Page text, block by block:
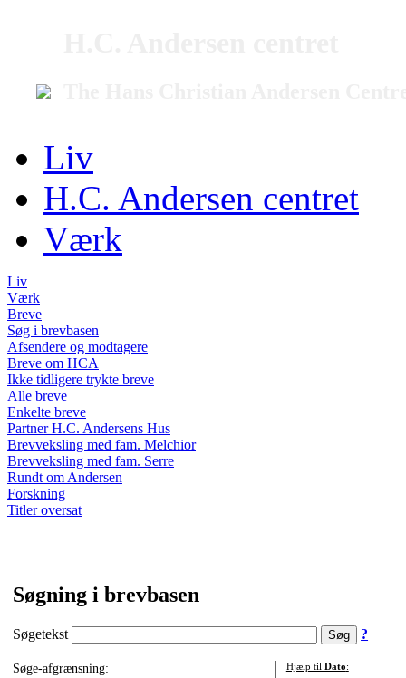
Liv
H.C. Andersen centret
Værk
Liv
Værk
Breve
Søg i brevbasen
Afsendere og modtagere
Breve om HCA
Ikke tidligere trykte breve
Alle breve
Enkelte breve
Partner H.C. Andersens Hus
Brevveksling med fam. Melchior
Brevveksling med fam. Serre
Rundt om Andersen
Forskning
Titler oversat
Søgning i brevbasen
Søgetekst ?
Søge-afgrænsning:
Hjælp til Dato: